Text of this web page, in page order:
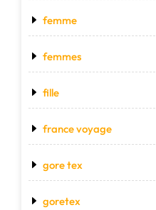
femme
femmes
fille
france voyage
gore tex
goretex